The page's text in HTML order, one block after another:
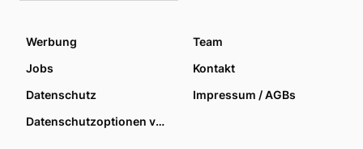
Werbung
Team
Jobs
Kontakt
Datenschutz
Impressum / AGBs
Datenschutzoptionen verwalten